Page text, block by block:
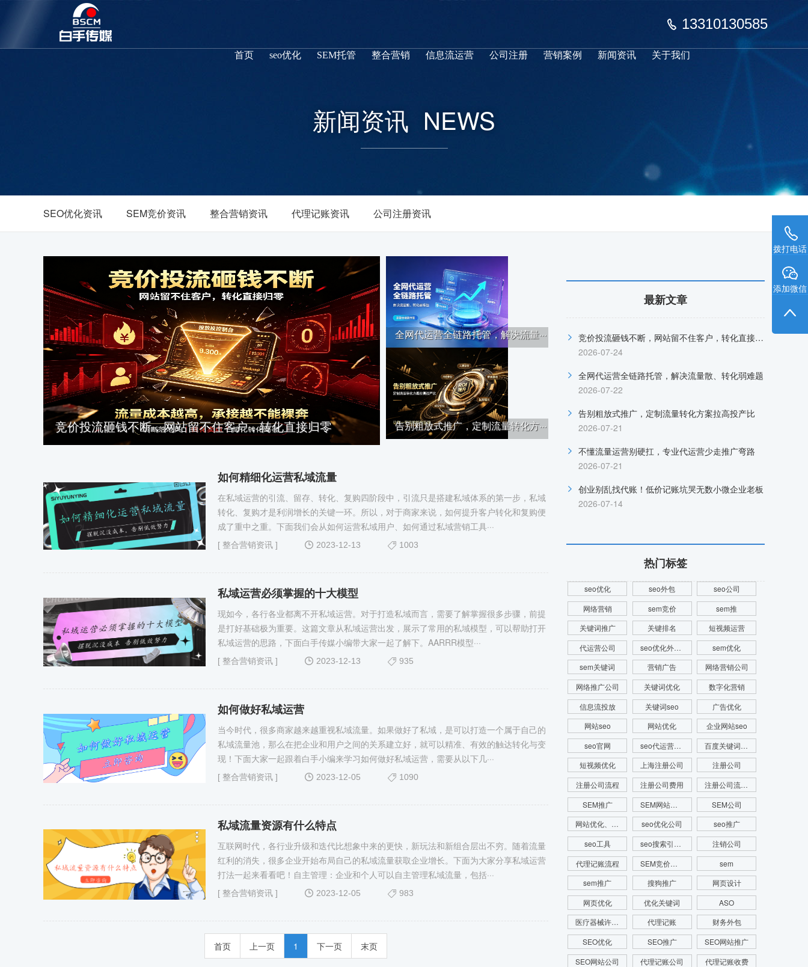
13310130585
首页 seo优化 SEM托管 整合营销 信息流运营 公司注册 营销案例 新闻资讯 关于我们
新闻资讯 NEWS
SEO优化资讯 SEM竞价资讯 整合营销资讯 代理记账资讯 公司注册资讯
竞价投流砸钱不断，网站留不住客户，转化直接归零
全网代运营全链路托管，解决流量···
告别粗放式推广，定制流量转化方···
如何精细化运营私域流量
在私域运营的引流、留存、转化、复购四阶段中，引流只是搭建私域体系的第一步，私域
转化、复购才是利润增长的关键一环。所以，对于商家来说，如何提升客户转化和复购便
成了重中之重。下面我们会从如何运营私域用户、如何通过私域营销工具···
[ 整合营销资讯 ] 2023-12-13 1003
私域运营必须掌握的十大模型
现如今，各行各业都离不开私域运营。对于打造私域而言，需要了解掌握很多步骤，前提
是打好基础极为重要。这篇文章从私域运营出发，展示了常用的私域模型，可以帮助打开
私域运营的思路，下面白手传媒小编带大家一起了解下。AARRR模型···
[ 整合营销资讯 ] 2023-12-13 935
如何做好私域运营
当今时代，很多商家越来越重视私域流量。如果做好了私域，是可以打造一个属于自己的
私域流量池，那么在把企业和用户之间的关系建立好，就可以精准、有效的触达转化与变
现！下面大家一起跟着白手小编来学习如何做好私域运营，需要从以下几···
[ 整合营销资讯 ] 2023-12-05 1090
私域流量资源有什么特点
互联网时代，各行业升级和迭代比想象中来的更快，新玩法和新组合层出不穷。随着流量
红利的消失，很多企业开始布局自己的私域流量获取企业增长。下面为大家分享私域运营
打法一起来看看吧！自主管理：企业和个人可以自主管理私域流量，包括···
[ 整合营销资讯 ] 2023-12-05 983
首页 上一页 1 下一页 末页
最新文章
竞价投流砸钱不断，网站留不住客户，转化直接归零
2026-07-24
全网代运营全链路托管，解决流量散、转化弱难题
2026-07-22
告别粗放式推广，定制流量转化方案拉高投产比
2026-07-21
不懂流量运营别硬扛，专业代运营少走推广弯路
2026-07-21
创业别乱找代账！低价记账坑哭无数小微企业老板
2026-07-14
热门标签
seo优化 seo外包
seo公司
网络营销
sem竞价
sem推
关键词推广
关键排名
短视频运营
代运营公司
seo优化外包公司
sem优化
sem关键词
营销广告
网络营销公司
网络推广公司
关键词优化
数字化营销
信息流投放
关键词seo
广告优化
网站seo
网站优化
企业网站seo
seo官网
seo代运营公司
百度关键词优化
短视频优化
上海注册公司
注册公司
注册公司流程
注册公司费用
注册公司流程及费用
SEM推广
SEM网站推广
SEM公司
网站优化、SEM推广、SEM托管、关键词推广
seo优化公司
seo推广
seo工具
seo搜索引擎优化
注销公司
代理记账流程
SEM竞价推广
sem
sem推广
搜狗推广
网页设计
网页优化
优化关键词
ASO
医疗器械许可证
代理记账
财务外包
SEO优化
SEO推广
SEO网站推广
SEO网站公司
代理记账公司
代理记账收费
拨打电话
添加微信